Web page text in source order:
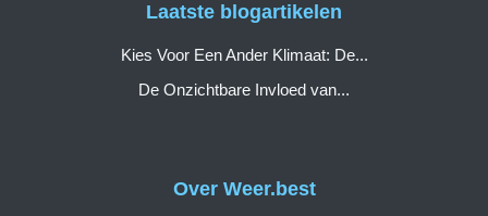
Over Weer.best
Laatste blogartikelen
Kies Voor Een Ander Klimaat: De...
De Onzichtbare Invloed van...